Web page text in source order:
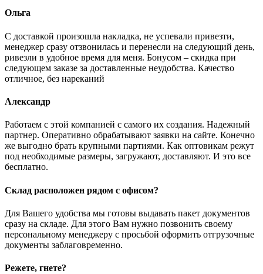
Ольга
С доставкой произошла накладка, не успевали привезти,
менеджер сразу отзвонилась и перенесли на следующий день,
ривезли в удобное время для меня. Бонусом – скидка при
следующем заказе за доставленные неудобства. Качество
отличное, без нареканий
Александр
Работаем с этой компанией с самого их создания. Надежный
партнер. Оперативно обрабатывают заявки на сайте. Конечно
же выгодно брать крупными партиями. Как оптовикам режут
под необходимые размеры, загружают, доставляют. И это все
бесплатно.
Склад расположен рядом с офисом?
Для Вашего удобства мы готовы выдавать пакет документов
сразу на складе. Для этого Вам нужно позвонить своему
персональному менеджеру с просьбой оформить отгрузочные
документы заблаговременно.
Режете, гнете?